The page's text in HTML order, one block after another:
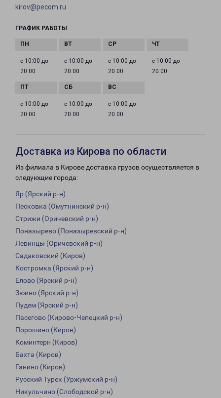
kirov@pecom.ru
ГРАФИК РАБОТЫ
с 10:00 до
20:00
с 10:00 до
20:00
с 10:00 до
20:00
с 10:00 до
20:00
с 10:00 до
20:00
с 10:00 до
20:00
с 10:00 до
20:00
Доставка из Кирова по области
Из филиала в Кирове доставка грузов осуществляется в
следующие города:
Яр (Ярский р-н)
Песковка (Омутнинский р-н)
Стрижи (Оричевский р-н)
Поназырево (Поназыревский р-н)
Левинцы (Оричевский р-н)
Садаковский (Киров)
Костромка (Ярский р-н)
Елово (Ярский р-н)
Зюино (Ярский р-н)
Пудем (Ярский р-н)
Пасегово (Кирово-Чепецкий р-н)
Порошино (Киров)
Коминтерн (Киров)
Бахта (Киров)
Ганино (Киров)
Русский Турек (Уржумский р-н)
Никульчино (Слободской р-н)